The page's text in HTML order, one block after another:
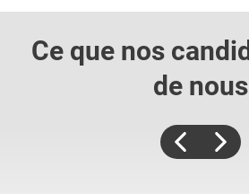
Ce que nos
de nous